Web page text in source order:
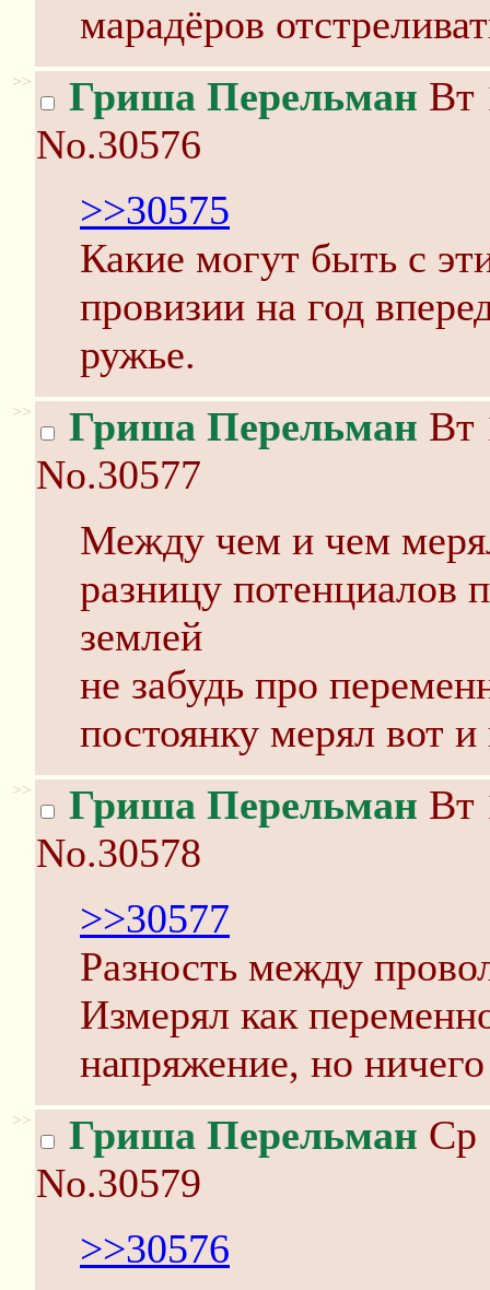
марадёров
>> Гриша Перельман Вт
No.30576
>>30575
Какие могут быть с
провизии на год
ружье.
>> Гриша Перельман Вт
No.30577
Между чем и чем
разницу потенциалов
землей
не забудь про
постоянку мерял вот
>> Гриша Перельман Вт
No.30578
>>30577
Разность между
Измерял как
напряжение, но
>> Гриша Перельман Ср
No.30579
>>30576